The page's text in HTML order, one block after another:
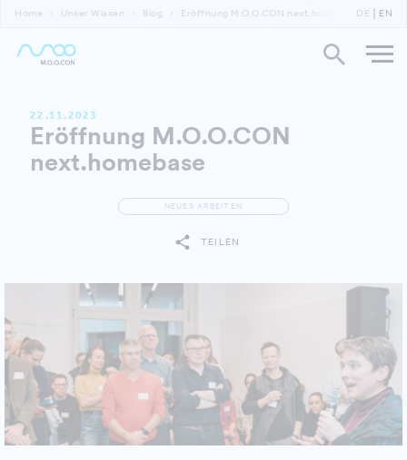
Home Unser Wissen Blog Eröffnung M.O.O.CON next.homebaseDE EN
22.11.2023
Eröffnung M.O.O.CON
next.homebase
NEUES ARBEITEN
TEILEN